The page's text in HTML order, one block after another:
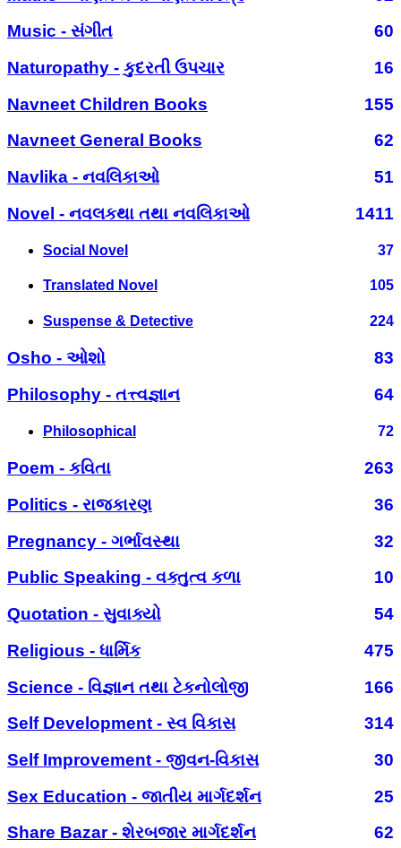
Music - સંગીત
60
Naturopathy - કુદરતી ઉપચાર
16
Navneet Children Books
155
Navneet General Books
62
Navlika - નવલિકાઓ
51
Novel - નવલકથા તથા નવલિકાઓ
1411
Social Novel 37
Translated Novel 105
Suspense & Detective 224
Osho - ઓશો
83
Philosophy - તત્ત્વજ્ઞાન
64
Philosophical 72
Poem - કવિતા
263
Politics - રાજકારણ
36
Pregnancy - ગર્ભાવસ્થા
32
Public Speaking - વક્તુત્વ કળા
10
Quotation - સુવાક્યો
54
Religious - ધાર્મિક
475
Science - વિજ્ઞાન તથા ટેકનોલોજી
166
Self Development - સ્વ વિકાસ
314
Self Improvement - જીવન-વિકાસ
30
Sex Education - જાતીય માર્ગદર્શન
25
Share Bazar - શેરબજાર માર્ગદર્શન
62